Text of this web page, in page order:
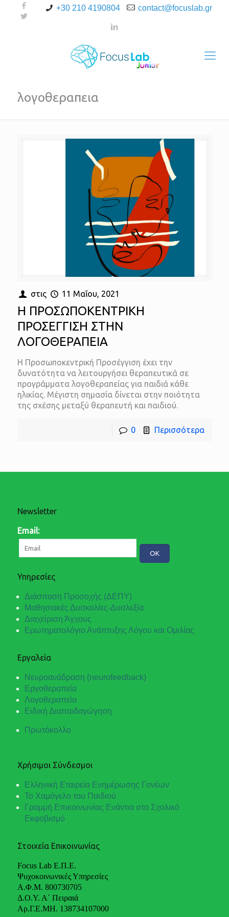
+30 210 4190804 contact@focuslab.gr
λογοθεραπεια
στις 11 Μαΐου, 2021
Η ΠΡΟΣΩΠΟΚΕΝΤΡΙΚΗ
ΠΡΟΣΕΓΓΙΣΗ ΣΤΗΝ
ΛΟΓΟΘΕΡΑΠΕΙΑ
Η Προσωποκεντρική Προσέγγιση έχει την
δυνατότητα να λειτουργήσει θεραπευτικά σε
προγράμματα λογοθεραπείας για παιδιά κάθε
ηλικίας. Μέγιστη σημασία δίνεται στην ποιότητα
της σχέσης μεταξύ θεραπευτή και παιδιού.
0 Περισσότερα
Newsletter
Email:
Υπηρεσίες
Διάσπαση Προσοχής (ΔΕΠΥ)
Μαθησιακές Δυσκολίες-Δυσλεξία
Διαχείριση Άγχους
Ερωτηματολόγιο Ανάπτυξης Λόγου και Ομιλίας
Εργαλεία
Νευροανάδραση (neurofeedback)
Εργοθεραπεία
Λογοθεραπεία
Ειδική Διαπαιδαγώγηση
Πρωτόκολλο
Χρήσιμοι Σύνδεσμοι
Ελληνική Εταιρεία Ενημέρωσης Γονέων
Το Χαμόγελο του Παιδιού
Γραμμή Επικοινωνίας Ενάντια στο Σχολικό
Εκφοβισμό
Στοιχεία Επικοινωνίας
Focus Lab Ε.Π.Ε.
Ψυχοκοινωνικές Υπηρεσίες
Α.Φ.Μ. 800730705
Δ.Ο.Υ. Α΄ Πειραιά
Αρ.Γ.Ε.ΜΗ. 138734107000